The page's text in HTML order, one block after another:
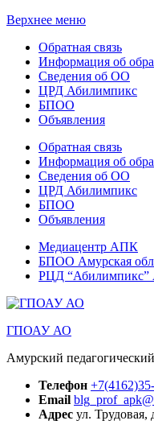
Верхнее меню
Обратная связь
Информация об
Сведения об ОО
ЦРД Абилимпикс
БПОО
Объявления
Обратная связь
Информация об
Сведения об ОО
ЦРД Абилимпикс
БПОО
Объявления
Медиацентр АПК
БПОО Амурская
РЦД “Абилимпикс”
ГПОАУ АО
Амурский
Телефон
Email
Адрес ул. Трудовая,